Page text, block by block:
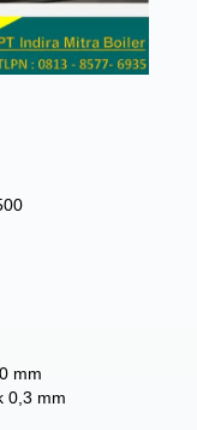
mm
0,3 mm